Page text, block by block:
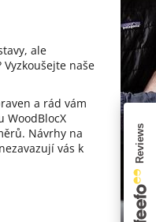
ale
naše
a rád vám
WoodBlocX
Návrhy na
vás k